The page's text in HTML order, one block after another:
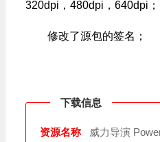
320dpi，480dpi，640dpi；
修改了源包的签名；
下载信息
资源名称
威力导演